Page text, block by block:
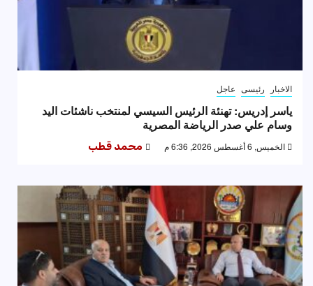
الاخبار رئيسى عاجل
ياسر إدريس: تهنئة الرئيس السيسي لمنتخب ناشئات اليد
وسام علي صدر الرياضة المصرية
الخميس, 6 أغسطس 2026, 6:36 م محمد قطب